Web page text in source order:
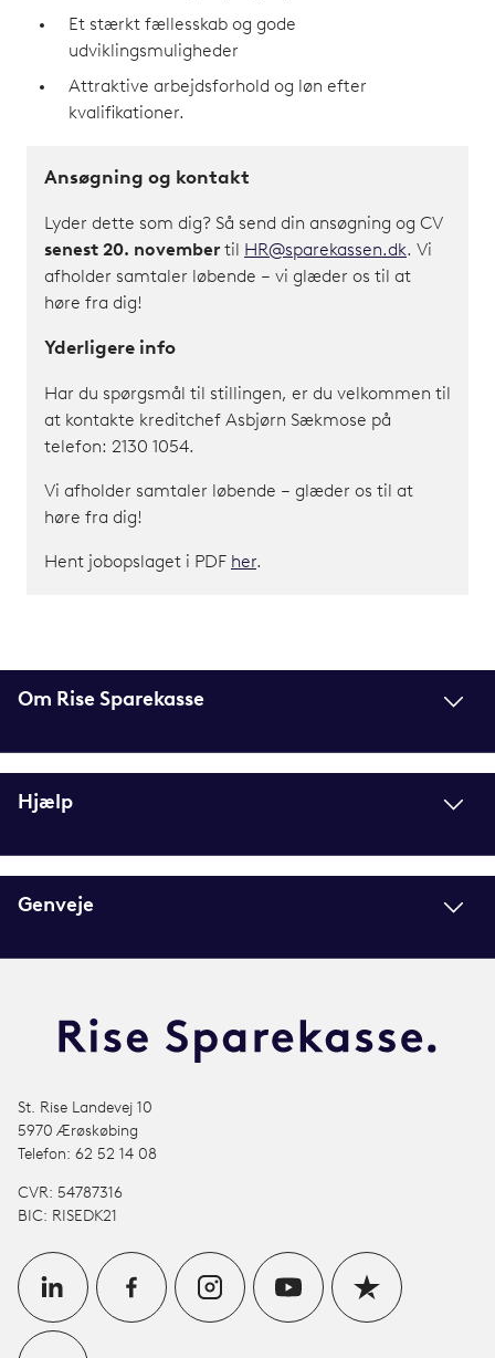
Et stærkt fællesskab og gode
udviklingsmuligheder
Attraktive arbejdsforhold og løn efter
kvalifikationer.
Ansøgning og kontakt
Lyder dette som dig? Så send din ansøgning og CV
senest 20. november til HR@sparekassen.dk. Vi
afholder samtaler løbende – vi glæder os til at
høre fra dig!
Yderligere info
Har du spørgsmål til stillingen, er du velkommen til
at kontakte kreditchef Asbjørn Sækmose på
telefon: 2130 1054.
Vi afholder samtaler løbende – glæder os til at
høre fra dig!
Hent jobopslaget i PDF her.
Om Rise Sparekasse
Hjælp
Genveje
St. Rise Landevej 10
5970 Ærøskøbing
Telefon: 62 52 14 08
CVR: 54787316
BIC: RISEDK21